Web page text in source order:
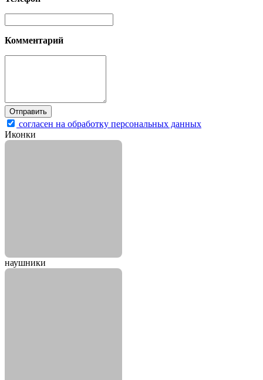
Комментарий
согласен на обработку персональных данных
Иконки
наушники